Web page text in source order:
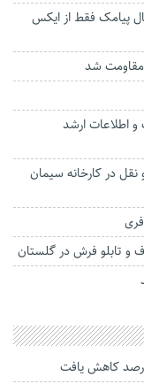
پیامک فقط از ایکس
شد
اطلاعات ارشد
نقل در کارخانه سیمان
و تابلو فرش در گلستان